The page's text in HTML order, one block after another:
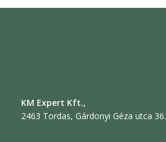
KM Expert Kft.,
2463 Tordas, Gárdonyi Géza utca 36.